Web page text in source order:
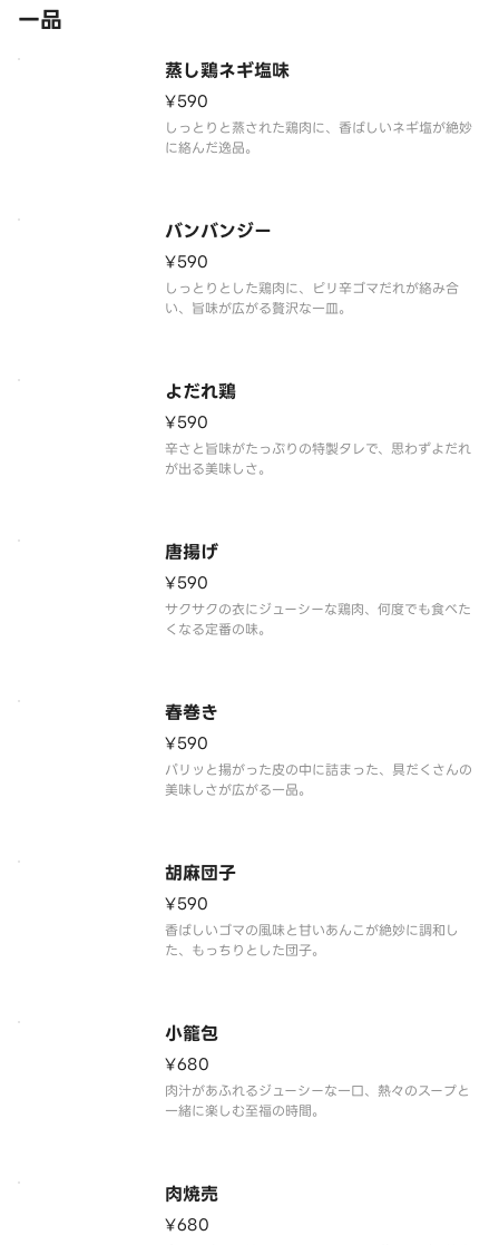
一品
蒸し鶏ネギ塩味
¥590
しっとりと蒸された鶏肉に、香ばしいネギ塩が絶妙
に絡んだ逸品。
バンバンジー
¥590
しっとりとした鶏肉に、ピリ辛ゴマだれが絡み合
い、旨味が広がる贅沢な一皿。
よだれ鶏
¥590
辛さと旨味がたっぷりの特製タレで、思わずよだれ
が出る美味しさ。
唐揚げ
¥590
サクサクの衣にジューシーな鶏肉、何度でも食べた
くなる定番の味。
春巻き
¥590
パリッと揚がった皮の中に詰まった、具だくさんの
美味しさが広がる一品。
胡麻団子
¥590
香ばしいゴマの風味と甘いあんこが絶妙に調和し
た、もっちりとした団子。
小籠包
¥680
肉汁があふれるジューシーな一口、熱々のスープと
一緒に楽しむ至福の時間。
肉焼売
¥680